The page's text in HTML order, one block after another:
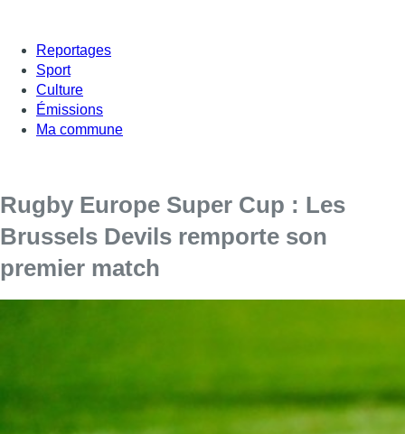
Reportages
Sport
Culture
Émissions
Ma commune
Rugby Europe Super Cup : Les
Brussels Devils remporte son
premier match